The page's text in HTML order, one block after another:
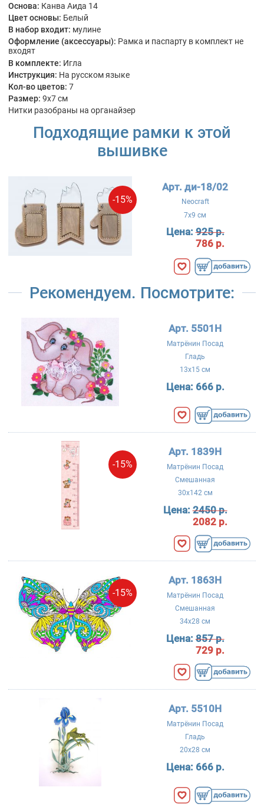
Основа: Канва Аида 14
Цвет основы: Белый
В набор входит: мулине
Оформление (аксессуары): Рамка и паспарту в комплект не
входят
В комплекте: Игла
Инструкция: На русском языке
Кол-во цветов: 7
Размер: 9x7 см
Нитки разобраны на органайзер
Подходящие рамки к этой
вышивке
-15%
Арт. ди-18/02
Neocraft
7x9 см
Цена:925 р.
786 р.
Рекомендуем. Посмотрите:
Арт. 5501Н
Матрёнин Посад
Гладь
13x15 см
Цена: 666 р.
-15%
Арт. 1839Н
Матрёнин Посад
Смешанная
30x142 см
Цена:2450 р.
2082 р.
-15%
Арт. 1863Н
Матрёнин Посад
Смешанная
34x28 см
Цена:857 р.
729 р.
Арт. 5510Н
Матрёнин Посад
Гладь
20x28 см
Цена: 666 р.